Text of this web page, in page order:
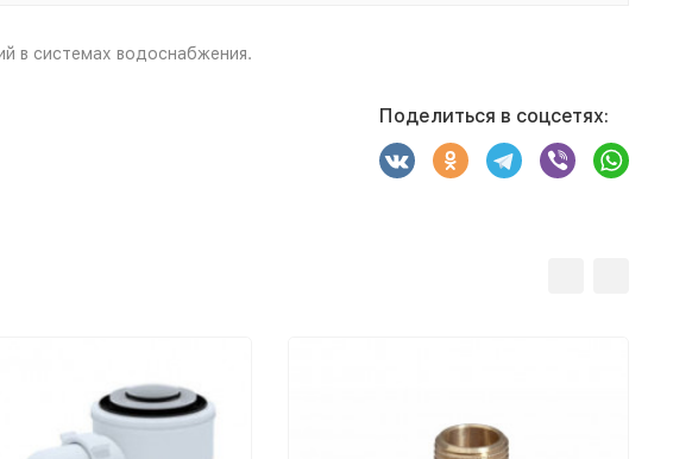
в системах водоснабжения.
Поделиться в соцсетях: